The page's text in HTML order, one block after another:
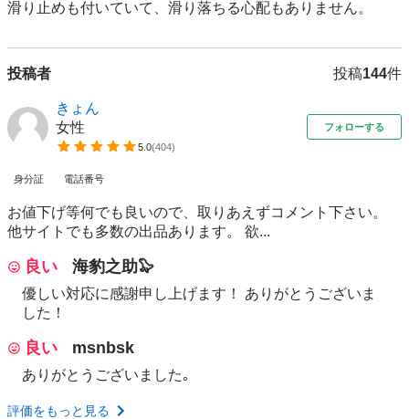
滑り止めも付いていて、滑り落ちる心配もありません。
投稿者 投稿144件
きょん
女性
5.0(404)
フォローする
身分証 電話番号
お値下げ等何でも良いので、取りあえずコメント下さい。
他サイトでも多数の出品あります。 欲...
良い 海豹之助🦭
優しい対応に感謝申し上げます！ ありがとうございま
した！
良い msnbsk
ありがとうございました｡
評価をもっと見る